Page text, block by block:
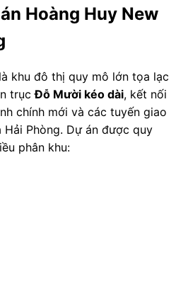
Hoàng Huy New
khu đô thị quy mô lớn tọa lạc
trụcĐỗ Mười kéo dài, kết nối
chính mới và các tuyến giao
Phòng. Dự án được quy
phân khu: